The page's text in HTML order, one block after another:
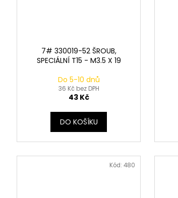
7# 330019-52 ŠROUB,
SPECIÁLNÍ T15 - M3.5 X 19
Do 5-10 dnů
36 Kč bez DPH
43 Kč
DO KOŠÍKU
Kód:480